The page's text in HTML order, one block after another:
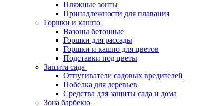
Пляжные зонты
Принадлежности для плавания
Горшки и кашпо
Вазоны бетонные
Горшки для рассады
Горшки и кашпо для цветов
Подставки под цветы
Защита сада
Отпугиватели садовых вредителей
Побелка для деревьев
Средства для защиты сада и дома
Зона барбекю